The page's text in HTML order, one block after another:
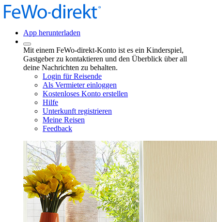
App herunterladen
Mit einem FeWo-direkt-Konto ist es ein Kinderspiel,
Gastgeber zu kontaktieren und den Überblick über all
deine Nachrichten zu behalten.
Login für Reisende
Als Vermieter einloggen
Kostenloses Konto erstellen
Hilfe
Unterkunft registrieren
Meine Reisen
Feedback